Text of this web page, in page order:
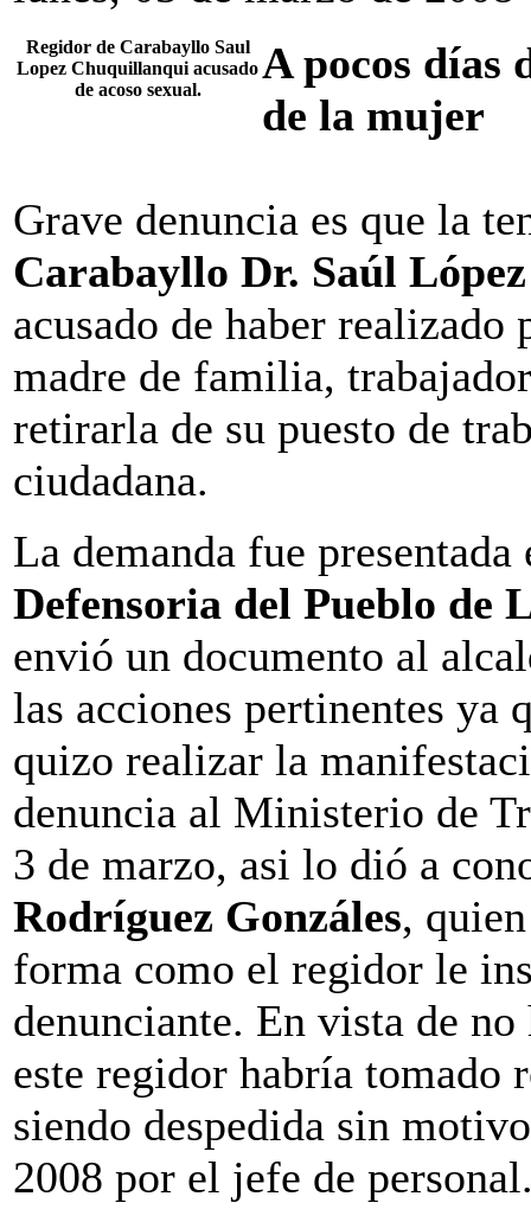
Regidor de Carabayllo Saul
Lopez Chuquillanqui acusado
de acoso sexual.
A pocos días
de la mujer
Grave denuncia es que la
Carabayllo Dr. Saúl
acusado de haber realizado
madre de familia,
retirarla de su puesto de
ciudadana.
La demanda fue
Defensoria del Pueblo de
envió un documento al
las acciones pertinentes ya
quizo realizar la
denuncia al Ministerio de
3 de marzo, asi lo dió a
Rodríguez Gonzáles,
forma como el regidor le
denunciante. En vista de
este regidor habría tomado
siendo despedida sin
2008 por el jefe de